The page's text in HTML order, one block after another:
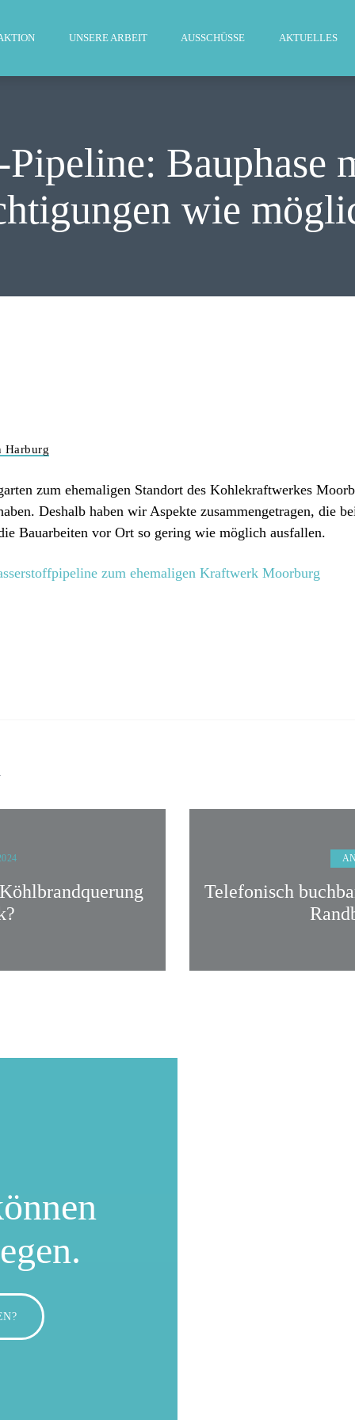
UNSERE ARBEIT AUSSCHÜSSE AKTUELLES
Pipeline: Bauphase
wie
AKTUELLES
PRESSE
Harburg
zum ehemaligen Standort des Kohlekraftwerkes
Deshalb haben wir Aspekte zusammengetragen, die
Bauarbeiten vor Ort so gering wie möglich ausfallen.
zum ehemaligen Kraftwerk Moorburg
Telefonisch